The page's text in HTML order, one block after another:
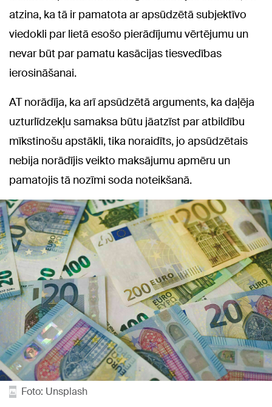
atzina, ka tā ir pamatota ar apsūdzētā subjektīvo
viedokli par lietā esošo pierādījumu vērtējumu un
nevar būt par pamatu kasācijas tiesvedības
ierosināšanai.
AT norādīja, ka arī apsūdzētā arguments, ka daļēja
uzturlīdzekļu samaksa būtu jāatzīst par atbildību
mīkstinošu apstākli, tika noraidīts, jo apsūdzētais
nebija norādījis veikto maksājumu apmēru un
pamatojis tā nozīmi soda noteikšanā.
Foto: Unsplash